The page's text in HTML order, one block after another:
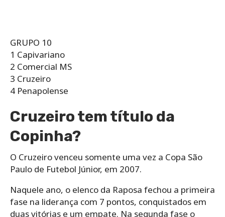
GRUPO 10
1 Capivariano
2 Comercial MS
3 Cruzeiro
4 Penapolense
Cruzeiro tem título da
Copinha?
O Cruzeiro venceu somente uma vez a Copa São
Paulo de Futebol Júnior, em 2007.
Naquele ano, o elenco da Raposa fechou a primeira
fase na liderança com 7 pontos, conquistados em
duas vitórias e um empate. Na segunda fase o